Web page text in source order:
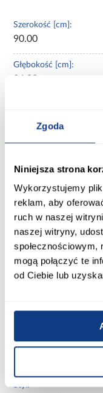
Zgoda
Niniejsza strona
Wykorzystujemy
reklam, aby
ruch w naszej
naszej witryny,
mogą połączyć te
od Ciebie lub
Szerokość [cm]:
90.00
Głębokość [cm]:
24.00
Kolor:
Wybarwienie:
beżowe
Materiał wykonania:
płyta wiórowa
Wykończenie:
mat
Kolekcja: